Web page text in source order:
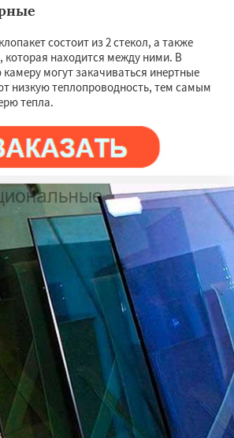
Зеленоградск
Ильинский Красково
Лопатино
состоит из 2 стекол, а также
находится между ними. В
могут закачиваться инертные
низкую теплопроводность, тем самым
тепла.